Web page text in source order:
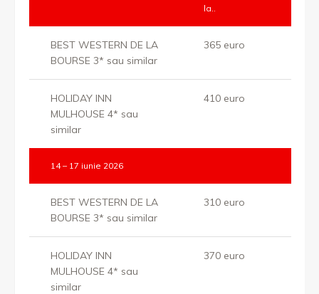
la..
BEST WESTERN DE LA
BOURSE 3* sau similar
365 euro
HOLIDAY INN
MULHOUSE 4* sau
similar
410 euro
14 – 17 iunie 2026
BEST WESTERN DE LA
BOURSE 3* sau similar
310 euro
HOLIDAY INN
MULHOUSE 4* sau
similar
370 euro